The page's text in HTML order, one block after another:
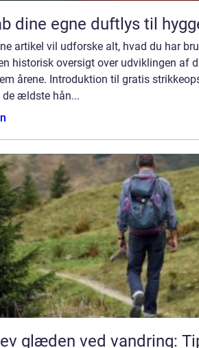
dine egne duftlys til
artikel vil udforske alt, hvad du har
historisk oversigt over udviklingen af
årene. Introduktion til gratis
de ældste hån...
glæden ved vandring: